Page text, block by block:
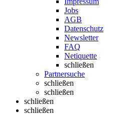
Jobs
AGB
Datenschutz
Newsletter
FAQ
Netiquette
schließen
Partnersuche
schließen
schließen
schließen
schließen